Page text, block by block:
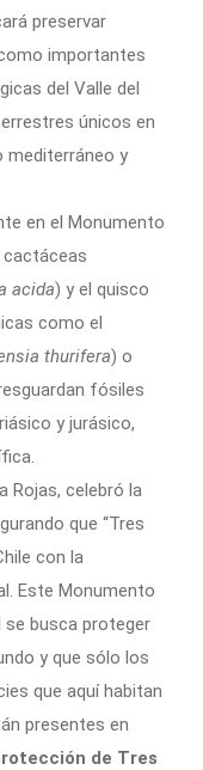
preservar
importantes
del Valle del
únicos en
mediterráneo y
en el Monumento
acida) y el quisco
como el
thurifera) o
fósiles
y jurásico,
Rojas, celebró la
que “Tres
con la
Este Monumento
se busca proteger
y que sólo los
que aquí habitan
presentes en
de Tres